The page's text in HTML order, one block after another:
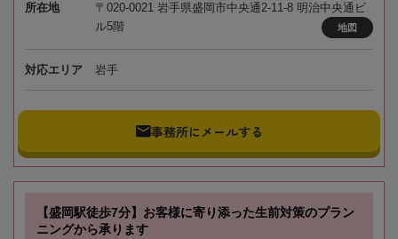
所在地
〒020-0021 岩手県盛岡市中央通2-11-8 明治中央通ビ
ル5階
地図
対応エリア 岩手
事務所にメールする
【盛岡駅徒歩7分】お客様に寄り添った生前対策のプラン
ニングから承ります